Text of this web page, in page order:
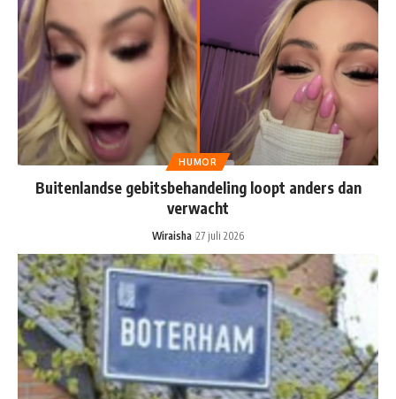
HUMOR
Buitenlandse gebitsbehandeling loopt anders dan
verwacht
Wiraisha 27 juli 2026